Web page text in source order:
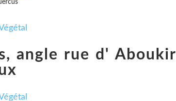
angle rue d' Aboukir